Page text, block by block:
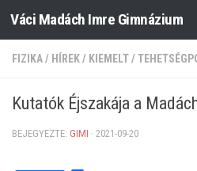
Skip to content
Váci Madách Imre Gimnázium
FIZIKA/ HÍREK/ KIEMELT/
Kutatók Éjszakája a
BEJEGYEZTE: GIMI · 2021-09-20